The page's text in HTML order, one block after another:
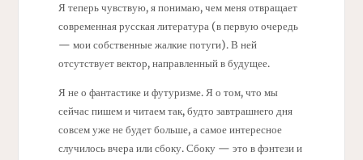
Я теперь чувствую, я понимаю, чем меня отвращает
современная русская литература (в первую очередь
— мои собственные жалкие потуги). В ней
отсутствует вектор, направленный в будущее.
Я не о фантастике и футуризме. Я о том, что мы
сейчас пишем и читаем так, будто завтрашнего дня
совсем уже не будет больше, а самое интересное
случилось вчера или сбоку. Сбоку — это в фэнтези и